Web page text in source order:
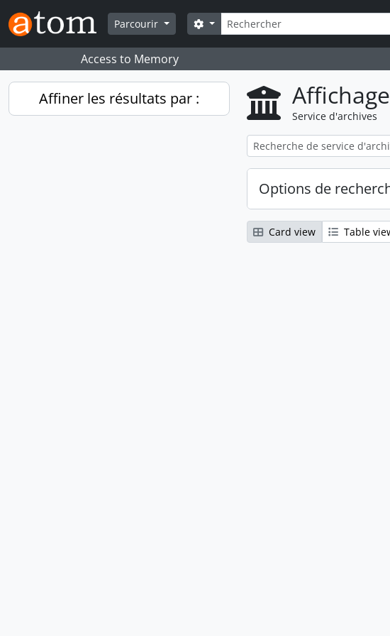
Skip to main content
Parcourir
Rechercher
Search options
Access to Memory
Affiner les résultats par :
Service d'archives
Options de
Card view Table